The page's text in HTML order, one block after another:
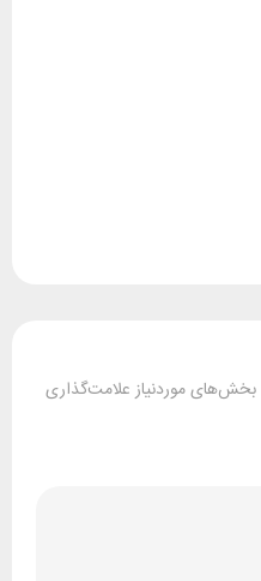
بخش‌های موردنیاز علامت‌گذاری